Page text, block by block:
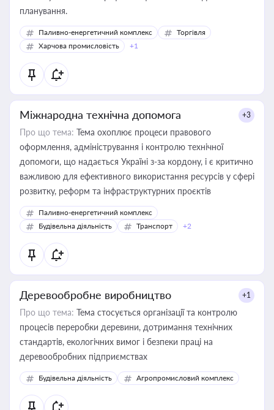
планування.
Паливно-енергетичний комплекс
Торгівля
Харчова промисловість
+1
Міжнародна технічна допомога +3
Про що тема: Тема охоплює процеси правового
оформлення, адміністрування і контролю технічної
допомоги, що надається Україні з-за кордону, і є критично
важливою для ефективного використання ресурсів у сфері
розвитку, реформ та інфраструктурних проєктів
Паливно-енергетичний комплекс
Будівельна діяльність
Транспорт +2
Деревообробне виробництво +1
Про що тема: Тема стосується організації та контролю
процесів переробки деревини, дотримання технічних
стандартів, екологічних вимог і безпеки праці на
деревообробних підприємствах
Будівельна діяльність Агропромисловий комплекс